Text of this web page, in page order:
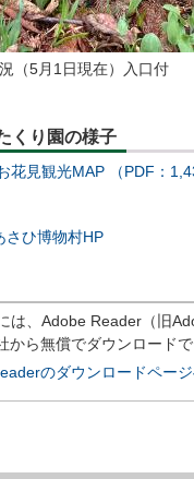
（5月1日現在）入口付
くり園の様子
花見観光MAP （PDF：
さひ博物村HP
は、Adobe Reader（旧
ら無償でダウンロードで
のダウンロードペー